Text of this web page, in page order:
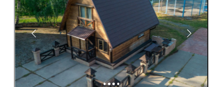
ЗАБРОНИРОВАТЬ
ПОДРОБНЕЕ